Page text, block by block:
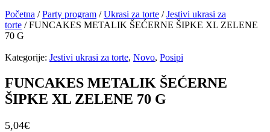
Početna /Party program /Ukrasi za torte /Jestivi ukrasi za
torte / FUNCAKES METALIK ŠEĆERNE ŠIPKE XL ZELENE
70 G
Kategorije: Jestivi ukrasi za torte, Novo, Posipi
FUNCAKES METALIK ŠEĆERNE
ŠIPKE XL ZELENE 70 G
5,04€